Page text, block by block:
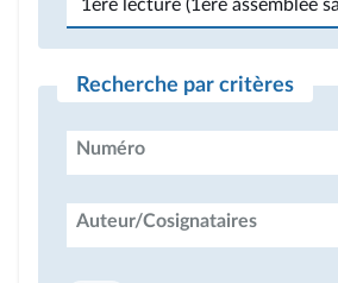
Recherche par critères
Numéro
Auteur/Cosignataires